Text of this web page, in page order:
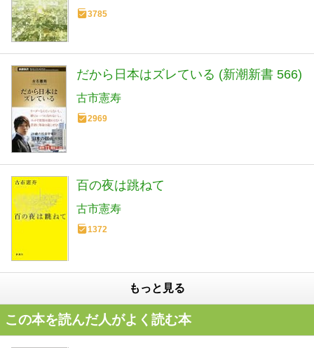
3785
だから日本はズレている (新潮新書 566)
古市憲寿
2969
百の夜は跳ねて
古市憲寿
1372
もっと見る
この本を読んだ人がよく読む本